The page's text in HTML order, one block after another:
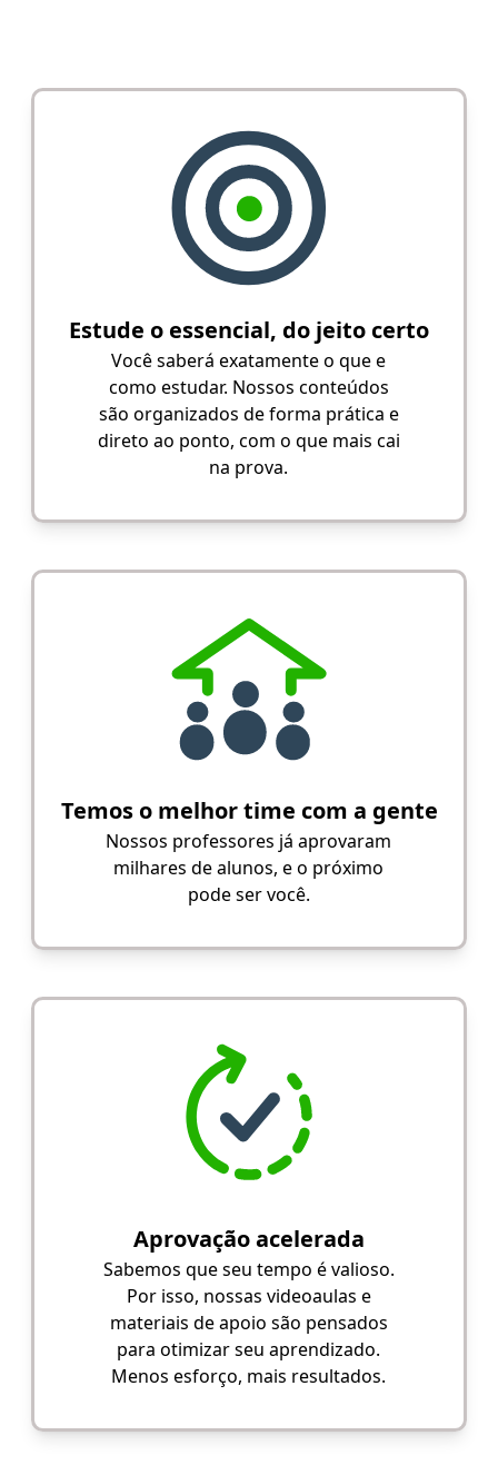
Estude o essencial, do jeito certo
Você saberá exatamente o que e
como estudar. Nossos conteúdos
são organizados de forma prática e
direto ao ponto, com o que mais cai
na prova.
Temos o melhor time com a gente
Nossos professores já aprovaram
milhares de alunos, e o próximo
pode ser você.
Aprovação acelerada
Sabemos que seu tempo é valioso.
Por isso, nossas videoaulas e
materiais de apoio são pensados
para otimizar seu aprendizado.
Menos esforço, mais resultados.